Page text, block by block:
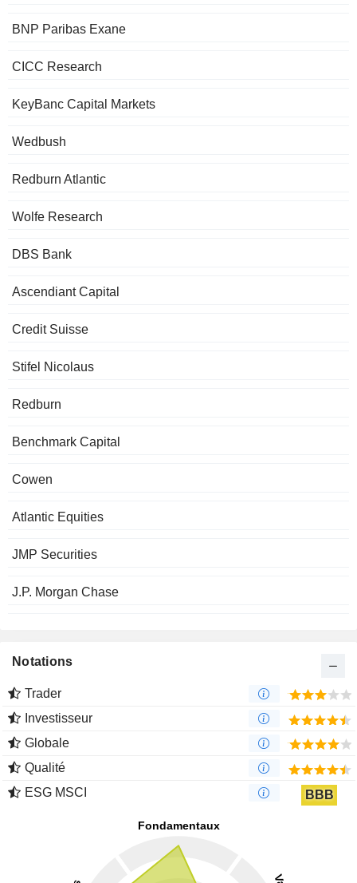
BNP Paribas Exane
CICC Research
KeyBanc Capital Markets
Wedbush
Redburn Atlantic
Wolfe Research
DBS Bank
Ascendiant Capital
Credit Suisse
Stifel Nicolaus
Redburn
Benchmark Capital
Cowen
Atlantic Equities
JMP Securities
J.P. Morgan Chase
Notations
Trader
Investisseur
Globale
Qualité
ESG MSCI
BBB